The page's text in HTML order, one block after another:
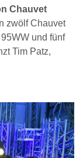
Chauvet
zwölf Chauvet
und fünf
Tim Patz,